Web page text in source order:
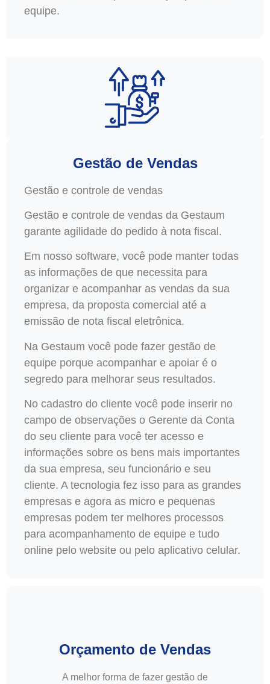
equipe.
Gestão de Vendas
Gestão e controle de vendas
Gestão e controle de vendas da Gestaum
garante agilidade do pedido à nota fiscal.
Em nosso software, você pode manter todas
as informações de que necessita para
organizar e acompanhar as vendas da sua
empresa, da proposta comercial até a
emissão de nota fiscal eletrônica.
Na Gestaum você pode fazer gestão de
equipe porque acompanhar e apoiar é o
segredo para melhorar seus resultados.
No cadastro do cliente você pode inserir no
campo de observações o Gerente da Conta
do seu cliente para você ter acesso e
informações sobre os bens mais importantes
da sua empresa, seu funcionário e seu
cliente. A tecnologia fez isso para as grandes
empresas e agora as micro e pequenas
empresas podem ter melhores processos
para acompanhamento de equipe e tudo
online pelo website ou pelo aplicativo celular.
Orçamento de Vendas
A melhor forma de fazer gestão de